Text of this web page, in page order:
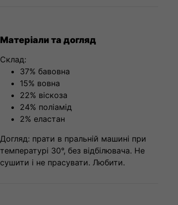
Матеріали та догляд
Склад:
37% бавовна
15% вовна
22% віскоза
24% поліамід
2% еластан
Догляд: прати в пральній машині при
температурі 30°, без відбілювача. Не
сушити і не прасувати. Любити.